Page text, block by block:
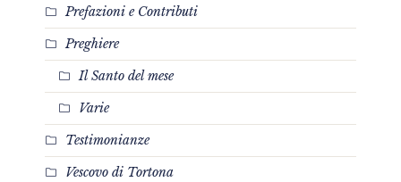
Prefazioni e Contributi
Preghiere
Il Santo del mese
Varie
Testimonianze
Vescovo di Tortona